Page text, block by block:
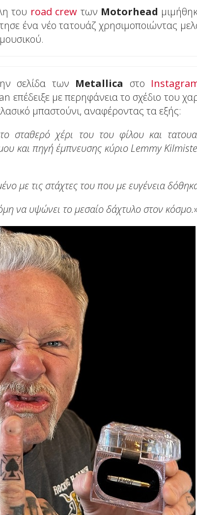
του road crew των Motorhead
ένα νέο τατουάζ χρησιμοποιώντας
σελίδα των Metallica στο
επέδειξε με περηφάνεια το σχέδιο του
μπαστούνι, αναφέροντας τα εξής:
σταθερό χέρι του του φίλου και
και πηγή έμπνευσης κύριο Lemmy
με τις στάχτες του που με ευγένεια
να υψώνει το μεσαίο δάχτυλο στον κόσμο.